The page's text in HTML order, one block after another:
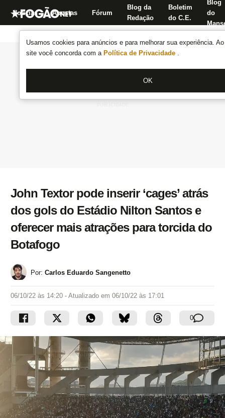
Usamos cookies para anúncios e para melhorar sua experiência.
site você concorda com a Política de Privacidade .
OK
Notícias Apostas Fórum
Blog da
Redação
Boletim
do C.E.
Blog
do
John Textor pode inserir ‘cages’ atrás
dos gols do Estádio Nilton Santos e
oferecer mais atrações para torcida do
Botafogo
Por: Carlos Eduardo Sangenetto
06/10/22 às 14:20 - Atualizado em 06/10/22 às 17:01
0